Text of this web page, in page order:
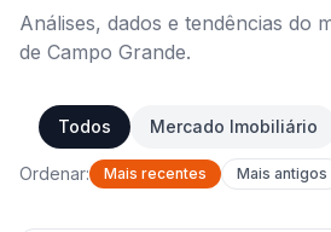
Análises, dados e tendências do
de Campo Grande.
Todos Mercado Imobiliário
Ordenar: Mais recentes Mais antigos